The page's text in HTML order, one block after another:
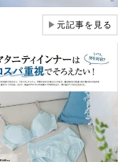
▶元記事を見る